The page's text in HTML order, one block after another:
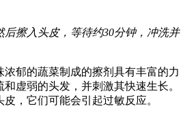
后擦入头皮，等待约30分钟，冲洗并
浓郁的蔬菜制成的擦剂具有丰富的力
虚弱的头发，并刺激其快速生长。
，它们可能会引起过敏反应。